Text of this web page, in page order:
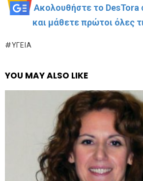
Ακολουθήστε το DesTora
και μάθετε πρώτοι όλες
ΥΓΕΊΑ
YOU MAY ALSO LIKE